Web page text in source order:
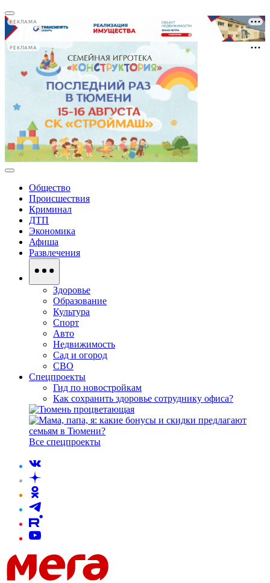
РЕКЛАМА
РЕКЛАМА
Общество
Происшествия
Криминал
ДТП
Экономика
Афиша
Развлечения
Здоровье
Образование
Культура
Спорт
Авто
Недвижимость
Сад и огород
СВО
Спецпроекты
Гид по новостройкам
Как сохранить здоровье сотруднику офиса?
Все спецпроекты